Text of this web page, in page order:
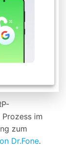
im
zum
Dr.Fone.